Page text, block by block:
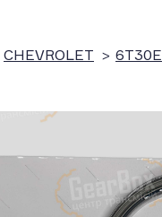
CHEVROLET 6T30E